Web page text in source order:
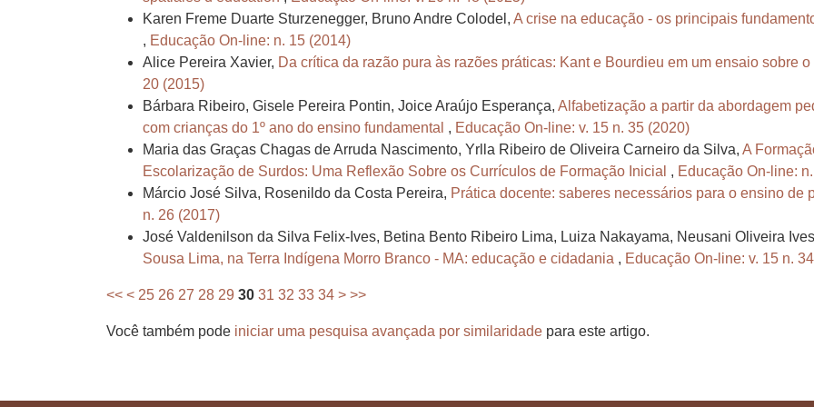
Karen Freme Duarte Sturzenegger, Bruno Andre Colodel, A crise na educação - os principais
, Educação On-line: n. 15 (2014)
Alice Pereira Xavier, Da crítica da razão pura às razões práticas: Kant e Bourdieu em um ensaio sobre
20 (2015)
Bárbara Ribeiro, Gisele Pereira Pontin, Joice Araújo Esperança, Alfabetização a partir da abordagem
com crianças do 1º ano do ensino fundamental , Educação On-line: v. 15 n. 35 (2020)
Maria das Graças Chagas de Arruda Nascimento, Yrlla Ribeiro de Oliveira Carneiro da Silva, A
Escolarização de Surdos: Uma Reflexão Sobre os Currículos de Formação Inicial , Educação On-line:
Márcio José Silva, Rosenildo da Costa Pereira, Prática docente: saberes necessários para o ensino
n. 26 (2017)
José Valdenilson da Silva Felix-Ives, Betina Bento Ribeiro Lima, Luiza Nakayama, Neusani Oliveira
Sousa Lima, na Terra Indígena Morro Branco - MA: educação e cidadania , Educação On-line: v. 15 n.
<< < 25 26 27 28 29 30 31 32 33 34 > >>
Você também pode iniciar uma pesquisa avançada por similaridade para este artigo.